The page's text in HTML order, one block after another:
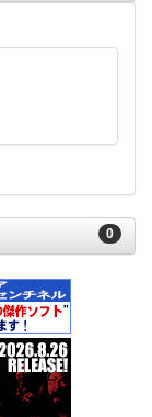
0